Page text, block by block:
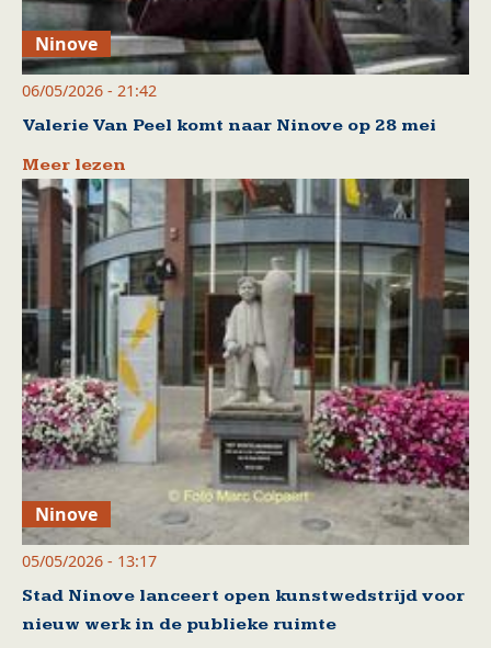
Ninove
06/05/2026 - 21:42
Valerie Van Peel komt naar Ninove op 28 mei
Meer lezen
Ninove
05/05/2026 - 13:17
Stad Ninove lanceert open kunstwedstrijd voor
nieuw werk in de publieke ruimte